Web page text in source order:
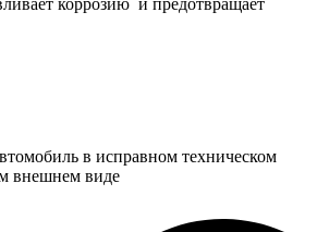
в исправном техническом
внешнем виде